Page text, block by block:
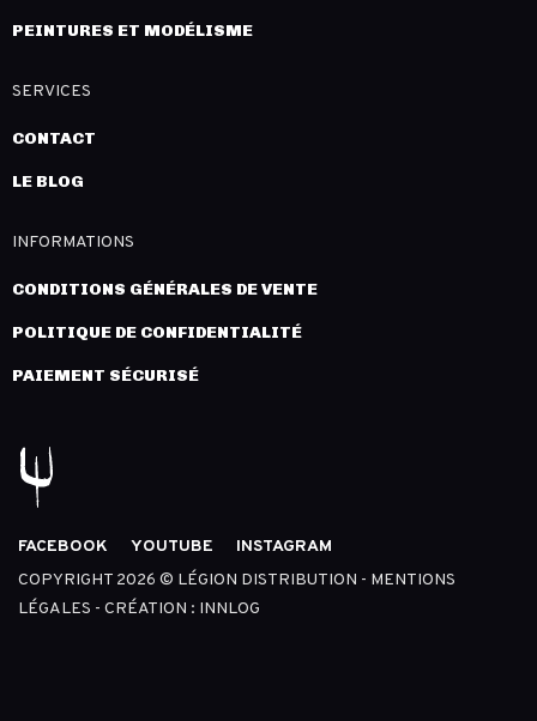
PEINTURES ET MODÉLISME
SERVICES
CONTACT
LE BLOG
INFORMATIONS
CONDITIONS GÉNÉRALES DE VENTE
POLITIQUE DE CONFIDENTIALITÉ
PAIEMENT SÉCURISÉ
FACEBOOK YOUTUBE
INSTAGRAM
COPYRIGHT 2026 © LÉGION DISTRIBUTION - MENTIONS
LÉGALES - CRÉATION : INNLOG